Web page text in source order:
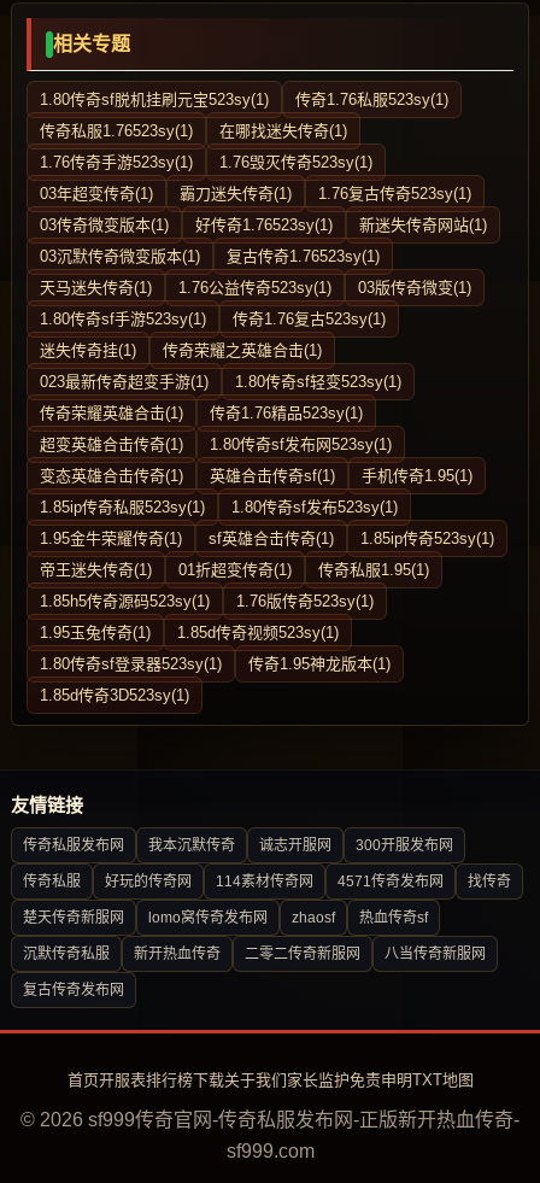
相关专题
1.80传奇sf脱机挂刷元宝523sy(1)
传奇1.76私服523sy(1)
传奇私服1.76523sy(1)
在哪找迷失传奇(1)
1.76传奇手游523sy(1)
1.76毁灭传奇523sy(1)
03年超变传奇(1)
霸刀迷失传奇(1)
1.76复古传奇523sy(1)
03传奇微变版本(1)
好传奇1.76523sy(1)
新迷失传奇网站(1)
03沉默传奇微变版本(1)
复古传奇1.76523sy(1)
天马迷失传奇(1)
1.76公益传奇523sy(1)
03版传奇微变(1)
1.80传奇sf手游523sy(1)
传奇1.76复古523sy(1)
迷失传奇挂(1)
传奇荣耀之英雄合击(1)
023最新传奇超变手游(1)
1.80传奇sf轻变523sy(1)
传奇荣耀英雄合击(1)
传奇1.76精品523sy(1)
超变英雄合击传奇(1)
1.80传奇sf发布网523sy(1)
变态英雄合击传奇(1)
英雄合击传奇sf(1)
手机传奇1.95(1)
1.85ip传奇私服523sy(1)
1.80传奇sf发布523sy(1)
1.95金牛荣耀传奇(1)
sf英雄合击传奇(1)
1.85ip传奇523sy(1)
帝王迷失传奇(1)
01折超变传奇(1)
传奇私服1.95(1)
1.85h5传奇源码523sy(1)
1.76版传奇523sy(1)
1.95玉兔传奇(1)
1.85d传奇视频523sy(1)
1.80传奇sf登录器523sy(1)
传奇1.95神龙版本(1)
1.85d传奇3D523sy(1)
友情链接
传奇私服发布网 我本沉默传奇 诚志开服网 300开服发布网
传奇私服 好玩的传奇网 114素材传奇网 4571传奇发布网 找传奇
楚天传奇新服网 lomo窝传奇发布网 zhaosf 热血传奇sf
沉默传奇私服 新开热血传奇 二零二传奇新服网 八当传奇新服网
复古传奇发布网
首页开服表排行榜下载关于我们 家长监护免责申明TXT地图
© 2026 sf999传奇官网-传奇私服发布网-正版新开热血传奇-
sf999.com